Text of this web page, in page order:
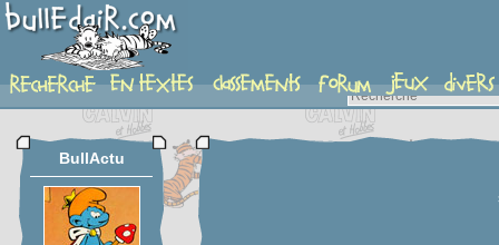
auteur
BullActu